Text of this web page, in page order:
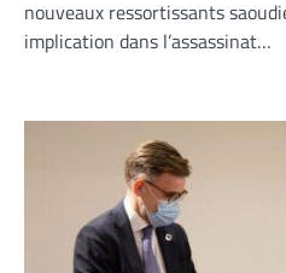
nouveaux ressortissants
implication dans l’assassinat…